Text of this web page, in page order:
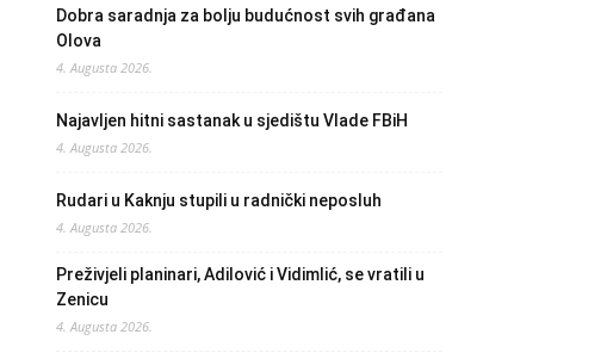
Dobra saradnja za bolju budućnost svih građana
Olova
4. Augusta 2026.
Najavljen hitni sastanak u sjedištu Vlade FBiH
4. Augusta 2026.
Rudari u Kaknju stupili u radnički neposluh
4. Augusta 2026.
Preživjeli planinari, Adilović i Vidimlić, se vratili u
Zenicu
4. Augusta 2026.